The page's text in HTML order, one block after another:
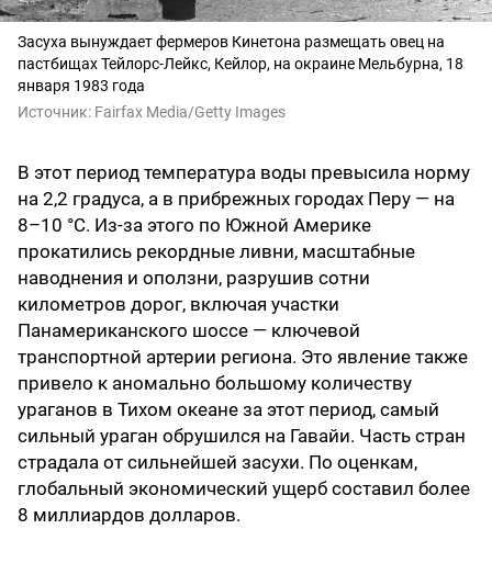
Засуха вынуждает фермеров Кинетона размещать овец на
пастбищах Тейлорс-Лейкс, Кейлор, на окраине Мельбурна, 18
января 1983 года
Источник: Fairfax Media/Getty Images
В этот период температура воды превысила норму
на 2,2 градуса, а в прибрежных городах Перу — на
8–10 °C. Из-за этого по Южной Америке
прокатились рекордные ливни, масштабные
наводнения и оползни, разрушив сотни
километров дорог, включая участки
Панамериканского шоссе — ключевой
транспортной артерии региона. Это явление также
привело к аномально большому количеству
ураганов в Тихом океане за этот период, самый
сильный ураган обрушился на Гавайи. Часть стран
страдала от сильнейшей засухи. По оценкам,
глобальный экономический ущерб составил более
8 миллиардов долларов.